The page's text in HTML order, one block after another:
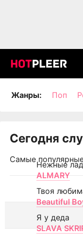
Жанры: Поп
Сегодня
Самые
Нежные
ALMARY
Твоя
Beautiful
Я у деда
SLAVA